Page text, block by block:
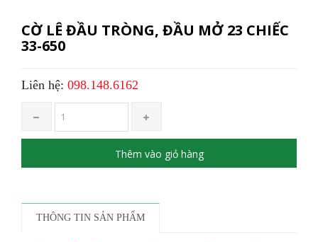
CỜ LÊ ĐẦU TRÒNG, ĐẦU MỞ 23 CHIẾC
33-650
Liên hệ: 098.148.6162
Thêm vào giỏ hàng
THÔNG TIN SẢN PHẨM